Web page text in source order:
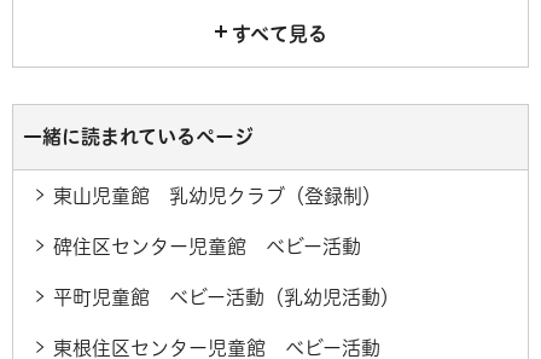
すべて見る
一緒に読まれているページ
東山児童館 乳幼児クラブ（登録制）
碑住区センター児童館 ベビー活動
平町児童館 ベビー活動（乳幼児活動）
東根住区センター児童館 ベビー活動